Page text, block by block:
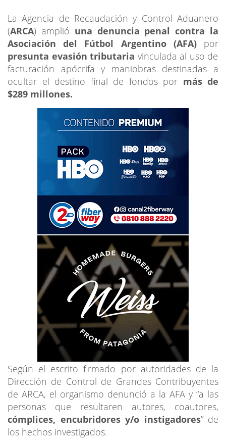
La Agencia de Recaudación y Control Aduanero
(ARCA) amplió una denuncia penal contra la
Asociación del Fútbol Argentino (AFA)por
presunta evasión tributaria vinculada al uso de
facturación apócrifa y maniobras destinadas a
ocultar el destino final de fondos por más de
$289 millones.
Según el escrito firmado por autoridades de la
Dirección de Control de Grandes Contribuyentes
de ARCA, el organismo denunció a la AFA y “a las
personas que resultaren autores, coautores,
cómplices, encubridores y/o instigadores” de
los hechos investigados.